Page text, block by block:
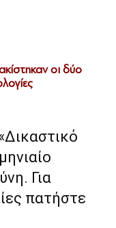
οι δύο
Για
πατήστε